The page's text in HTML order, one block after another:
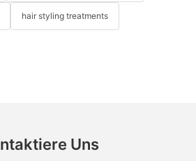
hair styling treatments
Uns